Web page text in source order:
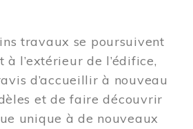
travaux se poursuivent
l’extérieur de l’édifice,
d’accueillir à nouveau
et de faire découvrir
unique à de nouveaux